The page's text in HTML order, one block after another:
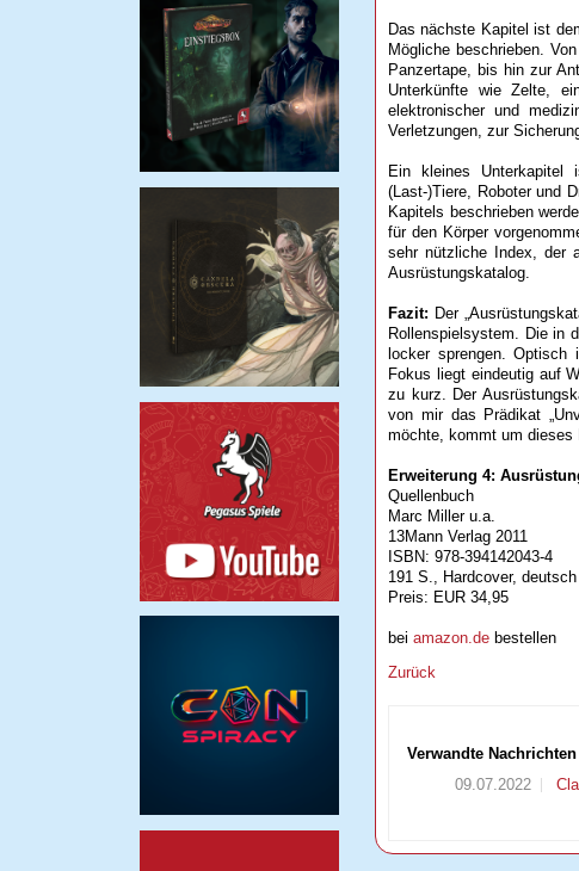
Das nächste Kapitel ist
Mögliche beschrieben.
Panzertape, bis hin zur
Unterkünfte wie Zelte,
elektronischer und
Verletzungen, zur
Ein kleines Unterkapitel
(Last-)Tiere, Roboter und
Kapitels beschrieben
für den Körper
sehr nützliche Index, der
Ausrüstungskatalog.
Fazit: Der
Rollenspielsystem. Die in
locker sprengen.
Fokus liegt eindeutig auf
zu kurz. Der
von mir das Prädikat
möchte, kommt um dieses
Erweiterung 4:
Quellenbuch
Marc Miller u.a.
13Mann Verlag 2011
ISBN: 978-394142043-4
191 S., Hardcover, deutsch
Preis: EUR 34,95
bei amazon.de bestellen
Zurück
Verwandte Nachrichten
09.07.2022